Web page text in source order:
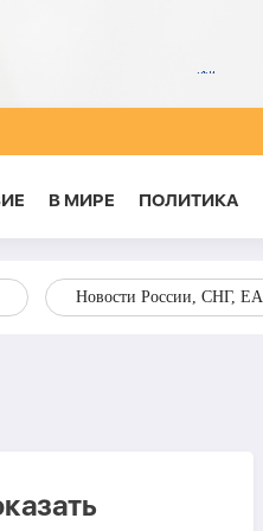
В МИРЕ ПОЛИТИКА
Новости России, СНГ,